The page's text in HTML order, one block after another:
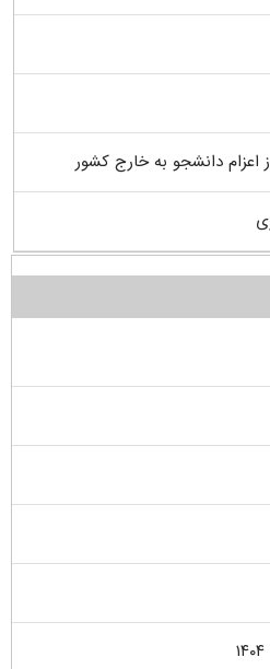
دانشجو به خارج کشور